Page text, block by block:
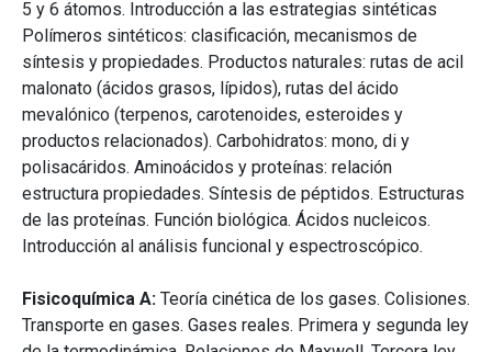
5 y 6 átomos. Introducción a las estrategias sintéticas
Polímeros sintéticos: clasificación, mecanismos de
síntesis y propiedades. Productos naturales: rutas de acil
malonato (ácidos grasos, lípidos), rutas del ácido
mevalónico (terpenos, carotenoides, esteroides y
productos relacionados). Carbohidratos: mono, di y
polisacáridos. Aminoácidos y proteínas: relación
estructura propiedades. Síntesis de péptidos. Estructuras
de las proteínas. Función biológica. Ácidos nucleicos.
Introducción al análisis funcional y espectroscópico.
Fisicoquímica A: Teoría cinética de los gases. Colisiones.
Transporte en gases. Gases reales. Primera y segunda ley